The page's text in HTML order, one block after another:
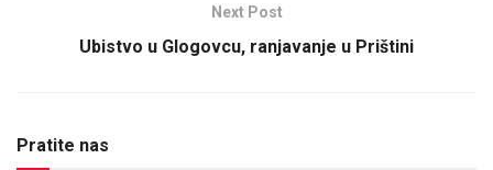
Next Post
Ubistvo u Glogovcu, ranjavanje u Prištini
Pratite nas